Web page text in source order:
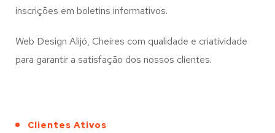
inscrições em boletins informativos.
Web Design Alijó, Cheires com qualidade e criatividade
para garantir a satisfação dos nossos clientes.
Clientes Ativos